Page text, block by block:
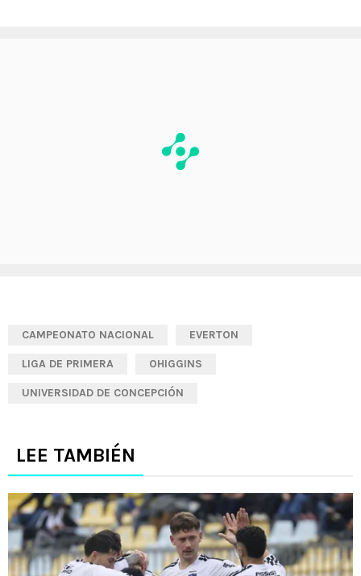
CAMPEONATO NACIONAL EVERTON
LIGA DE PRIMERA OHIGGINS
UNIVERSIDAD DE CONCEPCIÓN
LEE TAMBIÉN